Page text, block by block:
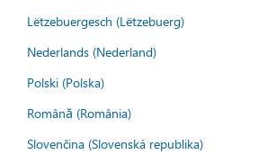
Lëtzebuergesch (Lëtzebuerg)
Nederlands (Nederland)
Polski (Polska)
Română (România)
Slovenčina (Slovenská republika)